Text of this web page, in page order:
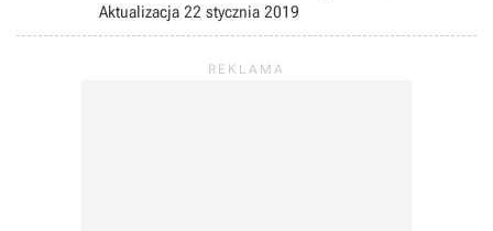
Aktualizacja 22 stycznia 2019